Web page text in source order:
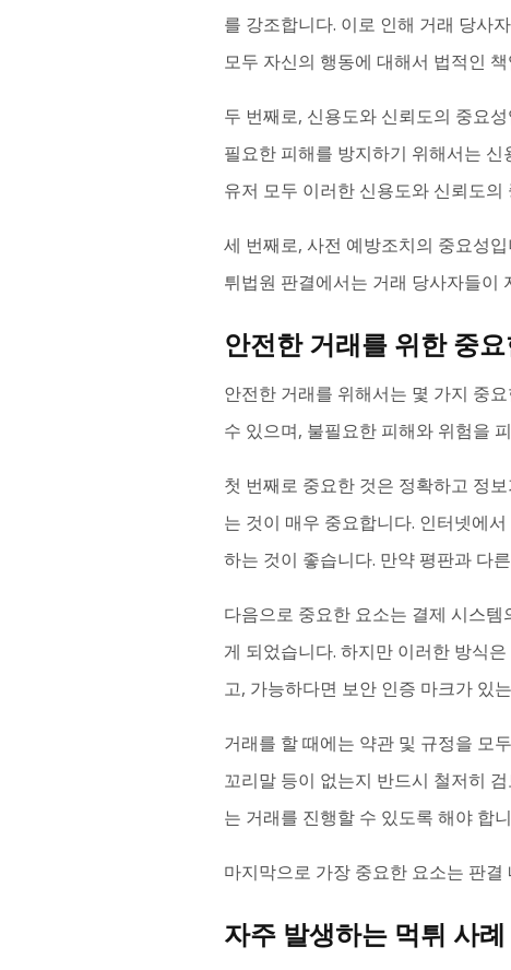
를 강조합니다. 이로 인해 거래 당사
모두 자신의 행동에 대해서 법적인
두 번째로, 신용도와 신뢰도의 중요
필요한 피해를 방지하기 위해서는
유저 모두 이러한 신용도와 신뢰도
세 번째로, 사전 예방조치의 중요성
튀법원 판결에서는 거래 당사자들이
안전한 거래를 위한 중
안전한 거래를 위해서는 몇 가지 중
수 있으며, 불필요한 피해와 위험을
첫 번째로 중요한 것은 정확하고 정
는 것이 매우 중요합니다. 인터넷에
하는 것이 좋습니다. 만약 평판과 다
다음으로 중요한 요소는 결제 시스
게 되었습니다. 하지만 이러한 방식
고, 가능하다면 보안 인증 마크가 있
거래를 할 때에는 약관 및 규정을 모
꼬리말 등이 없는지 반드시 철저히
는 거래를 진행할 수 있도록 해야 합
마지막으로 가장 중요한 요소는 판
자주 발생하는 먹튀 사